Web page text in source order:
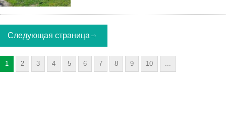
Следующая страница
1 2 3 4 5 6 7 8 9 10 ...